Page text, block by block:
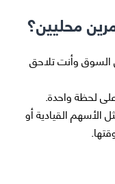
محليين؟
السوق وأنت تلاحق
على لحظة واحدة.
الأسهم القيادية أو